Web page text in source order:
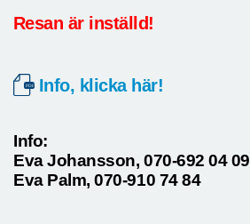
Resan är inställd!
Info, klicka här!
Info:
Eva Johansson, 070-692 04 09
Eva Palm, 070-910 74 84